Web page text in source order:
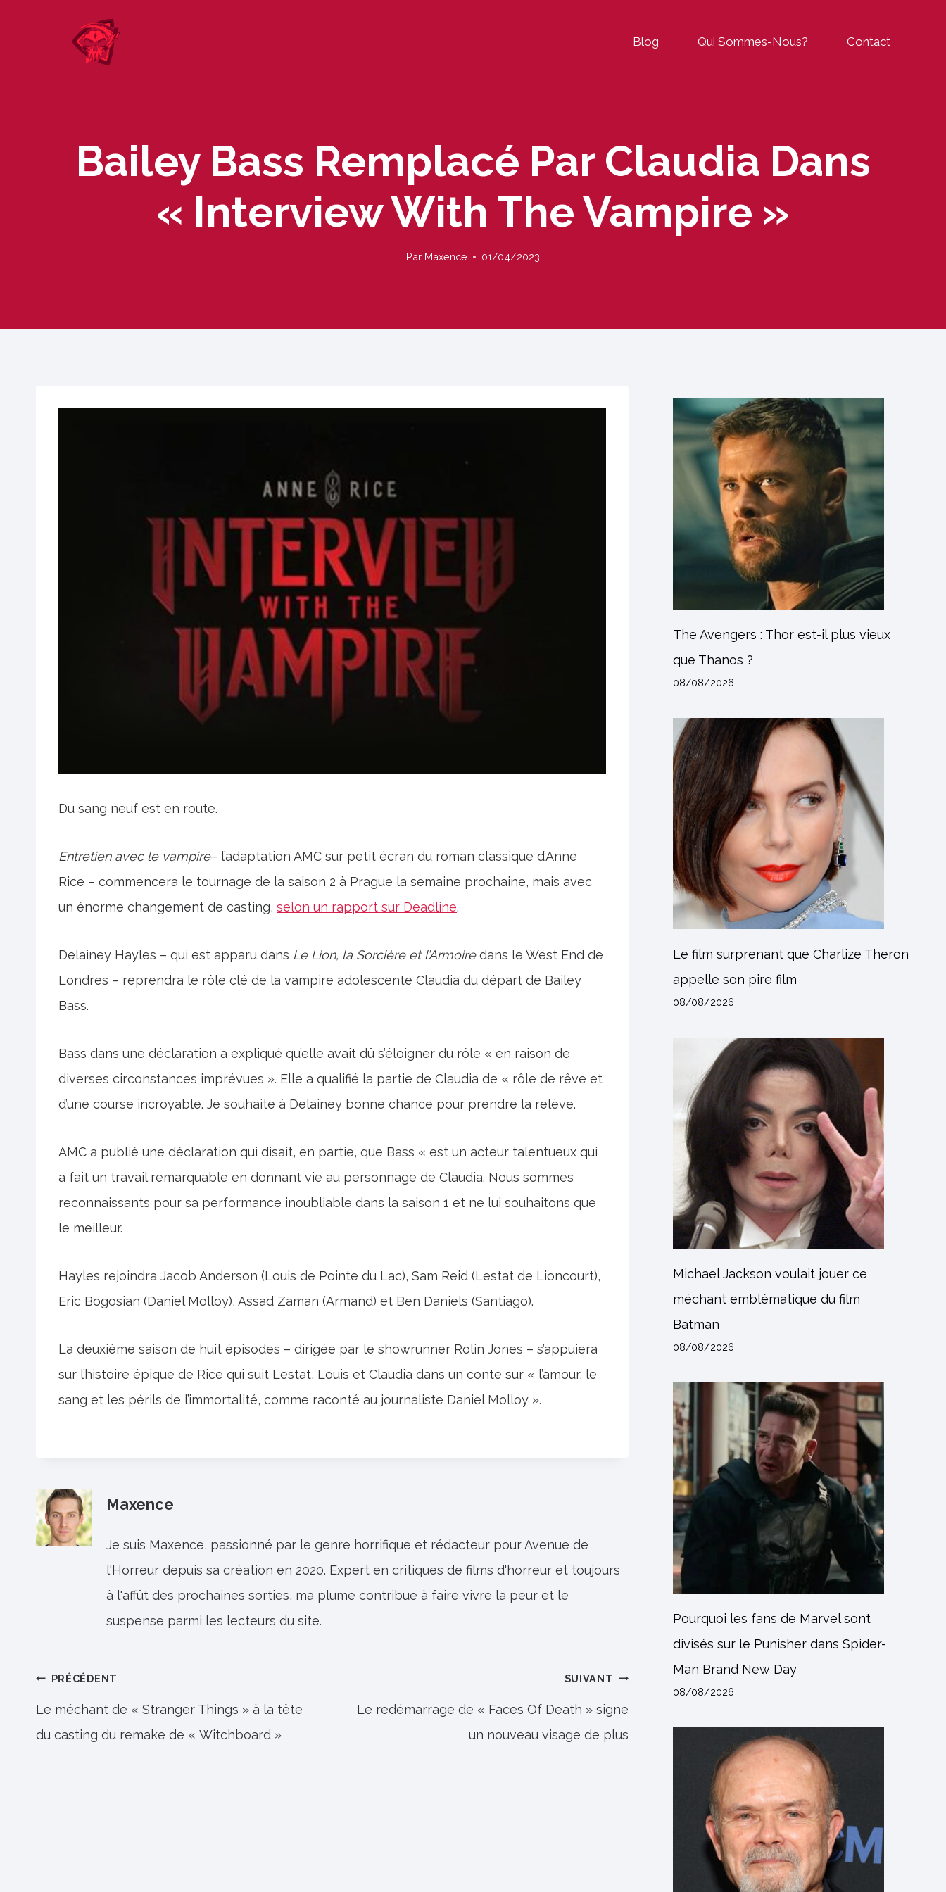
Blog Qui Sommes-Nous? Contact
Bailey Bass Remplacé Par Claudia Dans
« Interview With The Vampire »
Par Maxence 01/04/2023
Du sang neuf est en route.
Entretien avec le vampire– l’adaptation AMC sur petit écran du roman classique d’Anne
Rice – commencera le tournage de la saison 2 à Prague la semaine prochaine, mais avec
un énorme changement de casting, selon un rapport sur Deadline.
Delainey Hayles – qui est apparu dans Le Lion, la Sorcière et l’Armoiredans le West End de
Londres – reprendra le rôle clé de la vampire adolescente Claudia du départ de Bailey
Bass.
Bass dans une déclaration a expliqué qu’elle avait dû s’éloigner du rôle « en raison de
diverses circonstances imprévues ». Elle a qualifié la partie de Claudia de « rôle de rêve et
d’une course incroyable. Je souhaite à Delainey bonne chance pour prendre la relève.
AMC a publié une déclaration qui disait, en partie, que Bass « est un acteur talentueux qui
a fait un travail remarquable en donnant vie au personnage de Claudia. Nous sommes
reconnaissants pour sa performance inoubliable dans la saison 1 et ne lui souhaitons que
le meilleur.
Hayles rejoindra Jacob Anderson (Louis de Pointe du Lac), Sam Reid (Lestat de Lioncourt),
Eric Bogosian (Daniel Molloy), Assad Zaman (Armand) et Ben Daniels (Santiago).
La deuxième saison de huit épisodes – dirigée par le showrunner Rolin Jones – s’appuiera
sur l’histoire épique de Rice qui suit Lestat, Louis et Claudia dans un conte sur « l’amour, le
sang et les périls de l’immortalité, comme raconté au journaliste Daniel Molloy ».
Maxence
Je suis Maxence, passionné par le genre horrifique et rédacteur pour Avenue de
l'Horreur depuis sa création en 2020. Expert en critiques de films d'horreur et toujours
à l'affût des prochaines sorties, ma plume contribue à faire vivre la peur et le
suspense parmi les lecteurs du site.
Navigation
de
l’article
PRÉCÉDENT
Le méchant de « Stranger Things » à la tête
du casting du remake de « Witchboard »
SUIVANT
Le redémarrage de « Faces Of Death » signe
un nouveau visage de plus
The Avengers : Thor est-il plus vieux
que Thanos ?
08/08/2026
Le film surprenant que Charlize Theron
appelle son pire film
08/08/2026
Michael Jackson voulait jouer ce
méchant emblématique du film
Batman
08/08/2026
Pourquoi les fans de Marvel sont
divisés sur le Punisher dans Spider-
Man Brand New Day
08/08/2026